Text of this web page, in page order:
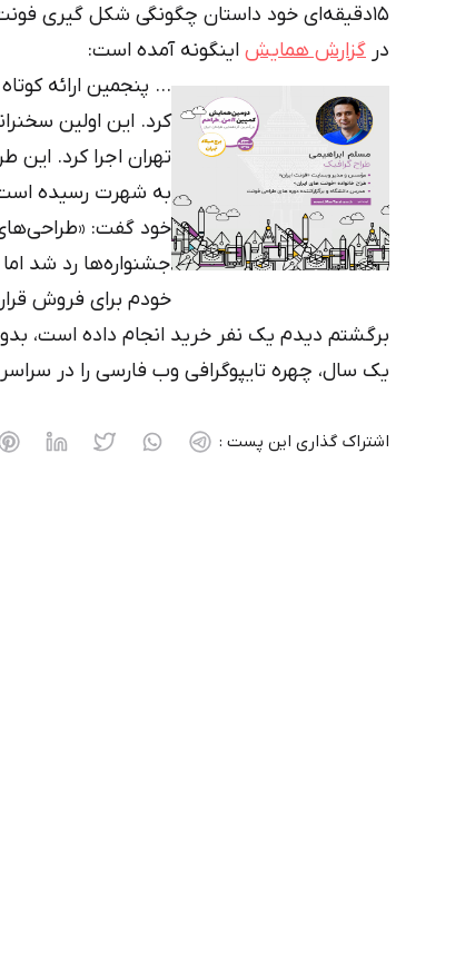
۱۵دقیقه‌ای خود داستان چگونگی شکل گیری فونت ایران را شرح داد.
در گزارش همایش اینگونه آمده است:
… پنجمین ارائه
کرد. این اولین
تهران اجرا کرد.
به شهرت رسیده است
خود گفت:
جشنواره‌ها رد شد
خودم برای فروش
برگشتم دیدم یک نفر خرید انجام داده است،
یک سال، چهره تایپوگرافی وب فارسی را در
اشتراک گذاری این پست :